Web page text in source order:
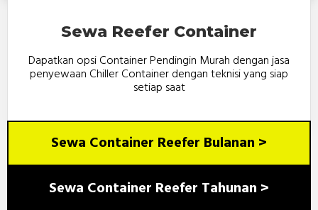
Sewa Reefer Container
Dapatkan opsi Container Pendingin Murah dengan jasa
penyewaan Chiller Container dengan teknisi yang siap
setiap saat
Sewa Container Reefer Bulanan >
Sewa Container Reefer Tahunan >